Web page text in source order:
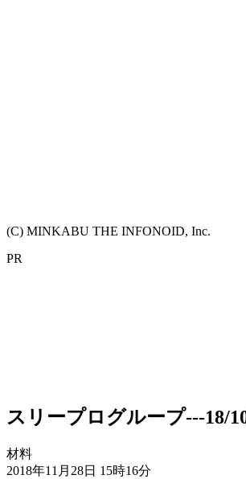
(C) MINKABU THE INFONOID, Inc.
PR
スリープログループ---18/
材料
2018年11月28日 15時16分